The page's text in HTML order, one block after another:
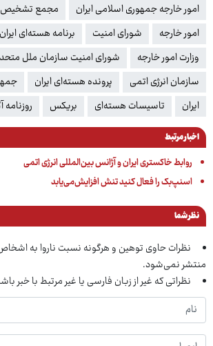
امور خارجه جمهوری اسلامی ایران
مجمع
امور خارجه
شورای امنیت برنامه هسته‌ای ایران
وزارت امور خارجه
شورای امنیت سازمان ملل متحد
سازمان انرژی اتمی
پرونده هسته‌ای ایران
ایران
تاسیسات هسته‌ای بریکس روزنامه
اخبار مرتبط
روابط خاکستری ایران و آژانس بین‌المللی انرژی اتمی
اسنپ‌بک را فعال کنید تنش افزایش‌می‌یابد
نظر شما
نظرات حاوی توهین و هرگونه نسبت ناروا به
منتشر نمی‌شود.
نظراتی که غیر از زبان فارسی یا غیر مرتبط با خبر